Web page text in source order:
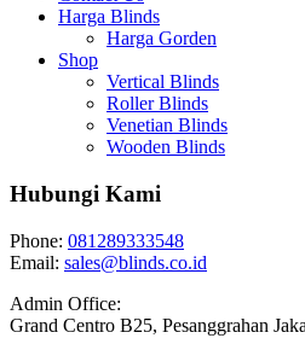
Harga Blinds
Harga Gorden
Shop
Vertical Blinds
Roller Blinds
Venetian Blinds
Wooden Blinds
Hubungi Kami
Phone: 081289333548
Email: sales@blinds.co.id
Admin Office:
Grand Centro B25, Pesanggrahan